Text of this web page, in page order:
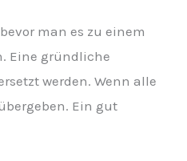
man es zu einem
Eine gründliche
werden. Wenn alle
Ein gut